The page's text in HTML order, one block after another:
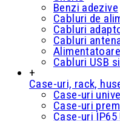
Benzi adezive
Cabluri de
Cabluri
Cabluri
Cabluri USB
+
Case-uri, rack,
Case-uri
Case-uri
Case-uri